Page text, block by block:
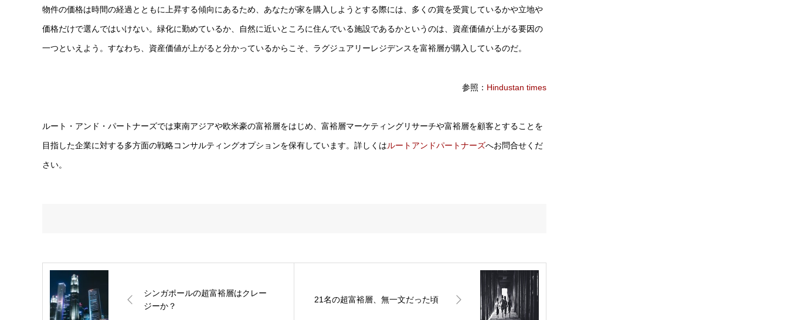
物件の価格は時間の経過とともに上昇する傾向にあるため、あなたが家を購入しようとする際には、多くの賞を受賞しているかや立地や
価格だけで選んではいけない。緑化に勤めているか、自然に近いところに住んでいる施設であるかというのは、資産価値が上がる要因の
一つといえよう。すなわち、資産価値が上がると分かっているからこそ、ラグジュアリーレジデンスを富裕層が購入しているのだ。
参照： Hindustan times
ルート・アンド・パートナーズでは東南アジアや欧米豪の富裕層をはじめ、富裕層マーケティングリサーチや富裕層を顧客とすることを
目指した企業に対する多方面の戦略コンサルティングオプションを保有しています。詳しくはルートアンドパートナーズへお問合せくだ
さい。
シンガポールの超富裕層はクレー
ジーか？
21名の超富裕層、無一文だった頃